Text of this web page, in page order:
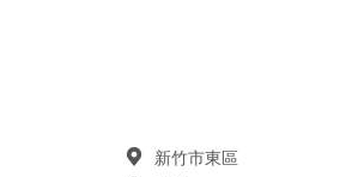
新竹市東區